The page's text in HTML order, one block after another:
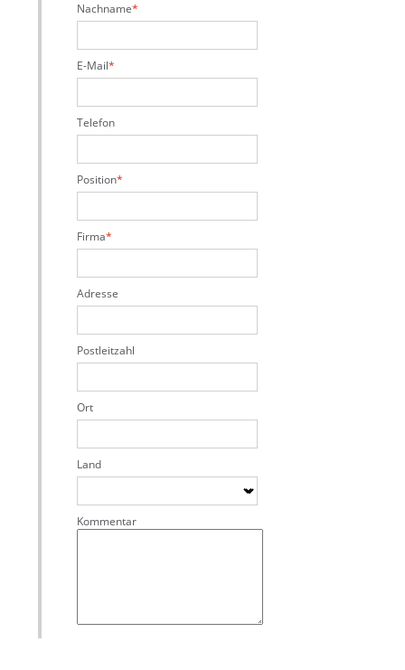
Nachname
E-Mail
Telefon
Position
Firma
Adresse
Postleitzahl
Ort
Land
Kommentar